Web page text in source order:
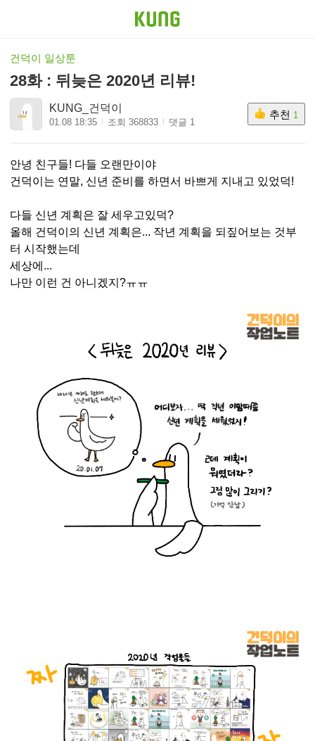
건덕이 일상툰
28화 : 뒤늦은 2020년 리뷰!
KUNG_건덕이
01.08 18:35 조회 368833 댓글 1
추천 1
안녕 친구들! 다들 오랜만이야
건덕이는 연말, 신년 준비를 하면서 바쁘게 지내고 있었덕!
다들 신년 계획은 잘 세우고있덕?
올해 건덕이의 신년 계획은... 작년 계획을 되짚어보는 것부
터 시작했는데
세상에...
나만 이런 건 아니겠지?ㅠㅠ